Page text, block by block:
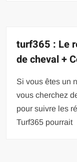
turf365 : Le
de cheval +
Si vous êtes un
vous cherchez
pour suivre les
Turf365 pourrait